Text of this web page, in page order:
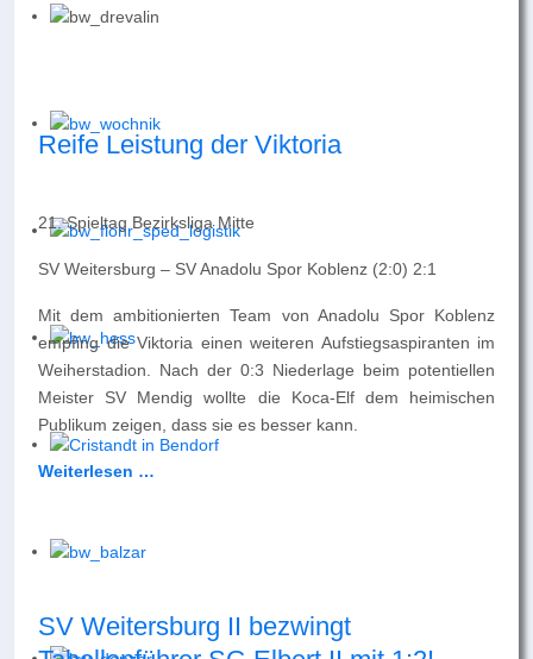
Reife Leistung der Viktoria
21. Spieltag Bezirksliga Mitte
SV Weitersburg – SV Anadolu Spor Koblenz (2:0) 2:1
Mit dem ambitionierten Team von Anadolu Spor Koblenz
empfing die Viktoria einen weiteren Aufstiegsaspiranten im
Weiherstadion. Nach der 0:3 Niederlage beim potentiellen
Meister SV Mendig wollte die Koca-Elf dem heimischen
Publikum zeigen, dass sie es besser kann.
Weiterlesen …
SV Weitersburg II bezwingt